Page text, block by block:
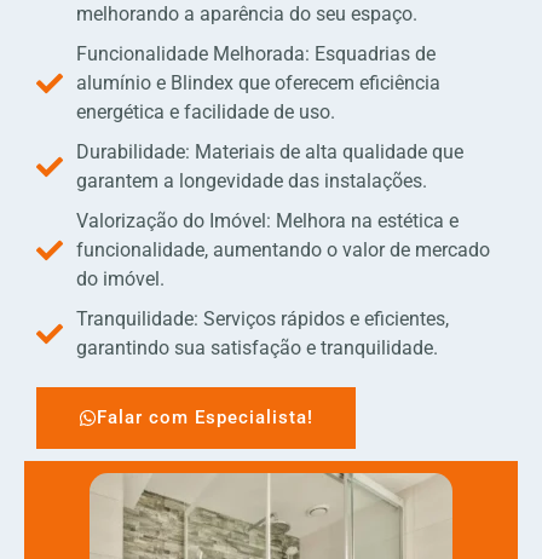
melhorando a aparência do seu espaço.
Funcionalidade Melhorada: Esquadrias de
alumínio e Blindex que oferecem eficiência
energética e facilidade de uso.
Durabilidade: Materiais de alta qualidade que
garantem a longevidade das instalações.
Valorização do Imóvel: Melhora na estética e
funcionalidade, aumentando o valor de mercado
do imóvel.
Tranquilidade: Serviços rápidos e eficientes,
garantindo sua satisfação e tranquilidade.
Falar com Especialista!